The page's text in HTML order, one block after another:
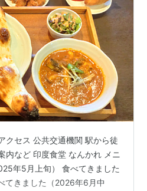
クセス 公共交通機関 駅から徒
内など 印度食堂 なんかれ メニ
年5月上旬） 食べてきました
てきました（2026年6月中